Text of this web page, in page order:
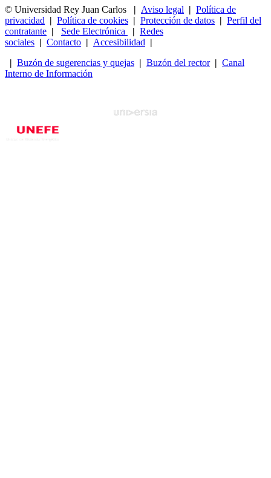
© Universidad Rey Juan Carlos
| Aviso legal | Política de
privacidad | Política de cookies | Protección de datos | Perfil del
contratante | Sede Electrónica | Redes
sociales | Contacto | Accesibilidad |
| Buzón de sugerencias y quejas | Buzón del rector| Canal
Interno de Información